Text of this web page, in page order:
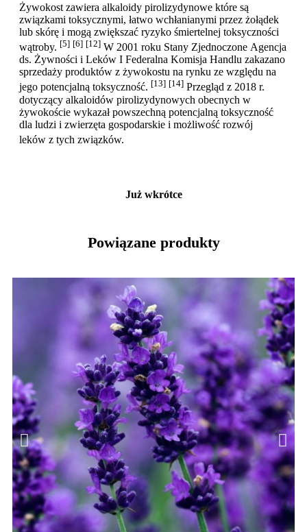
Żywokost zawiera alkaloidy pirolizydynowe które są
związkami toksycznymi, łatwo wchłanianymi przez żołądek
lub skórę i mogą zwiększać ryzyko śmiertelnej toksyczności
wątroby. [5] [6] [12] W 2001 roku Stany Zjednoczone Agencja
ds. Żywności i Leków I Federalna Komisja Handlu zakazano
sprzedaży produktów z żywokostu na rynku ze względu na
jego potencjalną toksyczność. [13] [14] Przegląd z 2018 r.
dotyczący alkaloidów pirolizydynowych obecnych w
żywokoście wykazał powszechną potencjalną toksyczność
dla ludzi i zwierzęta gospodarskie i możliwość rozwój
leków z tych związków.
Już wkrótce
Powiązane produkty